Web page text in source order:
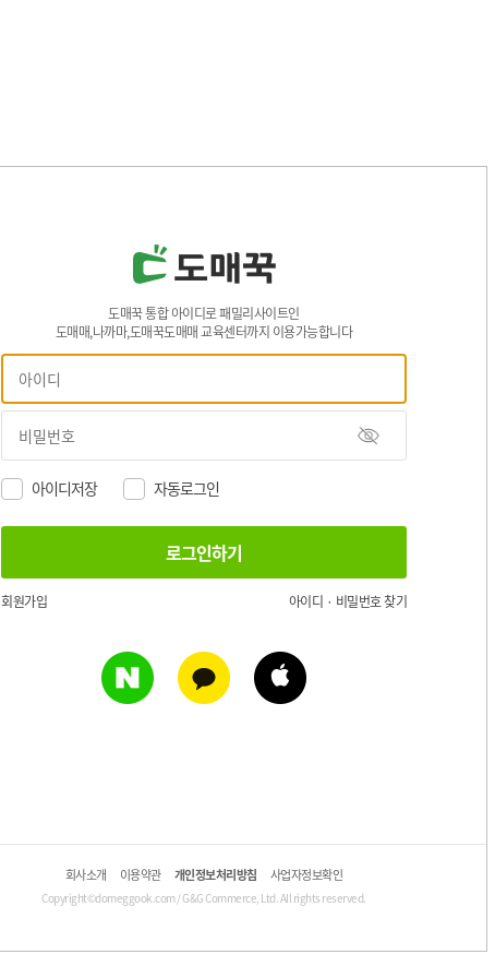
도매꾹 통합 아이디로 패밀리사이트인
도매매,나까마,도매꾹도매매 교육센터까지 이용가능합니다
아이디저장 자동로그인
회원가입 아이디 · 비밀번호 찾기
회사소개 이용약관 개인정보처리방침 사업자정보확인
Copyright©domeggook.com / G&G Commerce, Ltd. All rights reserved.